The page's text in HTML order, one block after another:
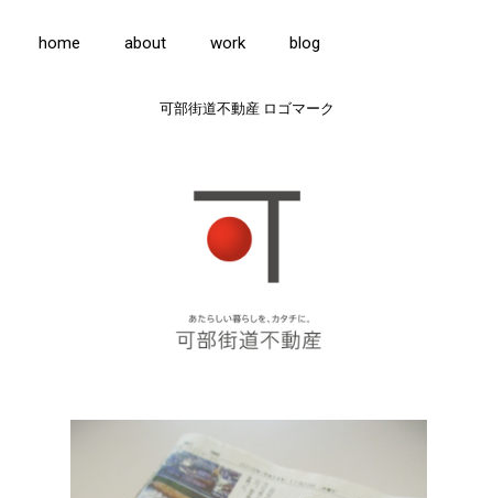
home about work blog
可部街道不動産 ロゴマーク